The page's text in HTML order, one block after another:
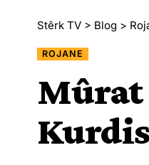
Stêrk TV > Blog >
ROJANE
Mûrat